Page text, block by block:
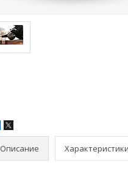
Описание Характеристики